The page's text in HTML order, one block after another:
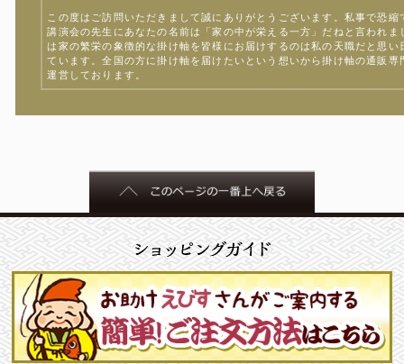
この度はご訪問いただきまして誠にありがとうございます。私事で恐縮
講演会の先生にあなたの名前は「家の中が栄える一方」だねと言われま
は家の繁栄の象徴的な掛け軸を皆様にお届けするのは私の天職だと思い
ています。全国の方に掛け軸を届けたいという想いから掛け軸の通販専
運営しております。